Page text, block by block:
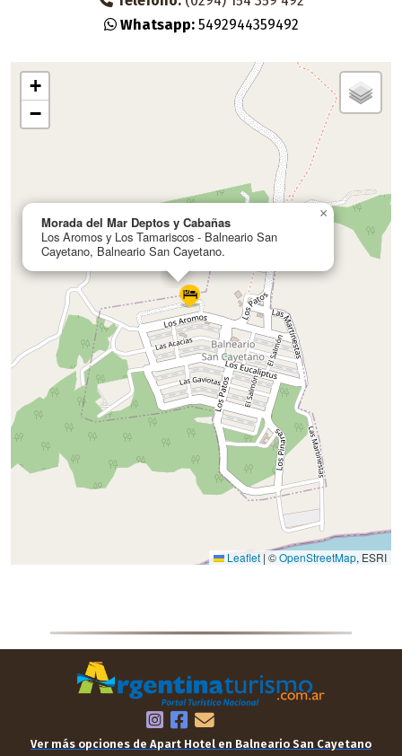
Whatsapp:5492944359492
Ver más opciones de Apart Hotel en Balneario San Cayetano